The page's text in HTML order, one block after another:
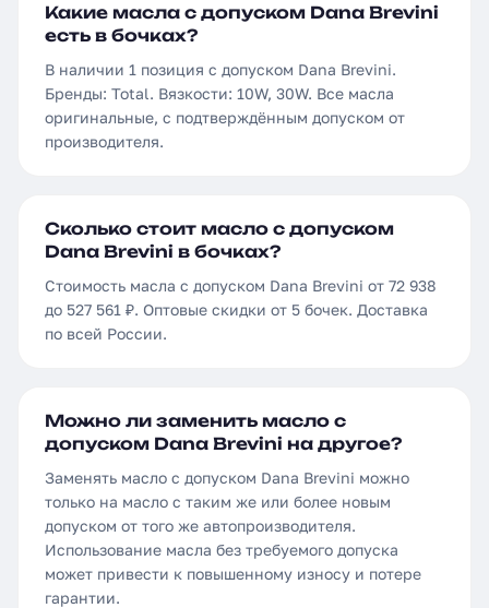
Какие масла с допуском Dana Brevini
есть в бочках?
В наличии 1 позиция с допуском Dana Brevini.
Бренды: Total. Вязкости: 10W, 30W. Все масла
оригинальные, с подтверждённым допуском от
производителя.
Сколько стоит масло с допуском
Dana Brevini в бочках?
Стоимость масла с допуском Dana Brevini от 72 938
до 527 561 ₽. Оптовые скидки от 5 бочек. Доставка
по всей России.
Можно ли заменить масло с
допуском Dana Brevini на другое?
Заменять масло с допуском Dana Brevini можно
только на масло с таким же или более новым
допуском от того же автопроизводителя.
Использование масла без требуемого допуска
может привести к повышенному износу и потере
гарантии.